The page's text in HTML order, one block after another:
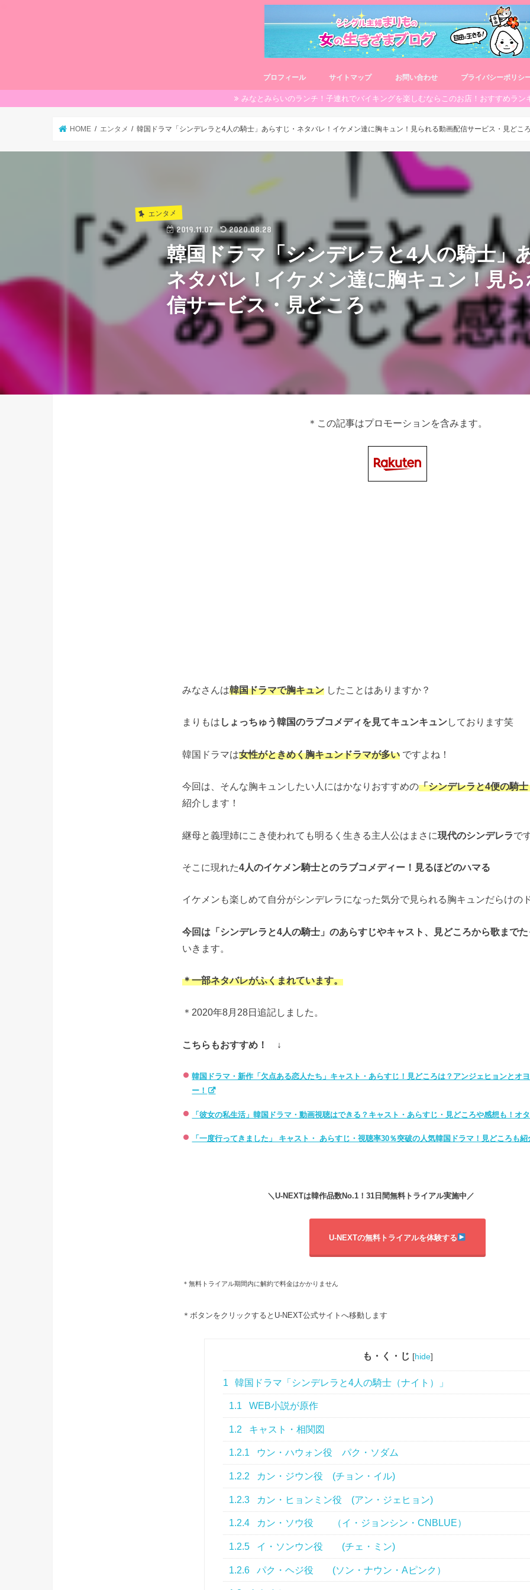
プロフィール サイトマップ お問い合わせ プライバシーポリシ
みなとみらいのランチ！子連れでバイキングを楽しむならこのお店！おすすめラン
HOME エンタメ 韓国ドラマ「シンデレラと4人の騎士」あらすじ・ネタバレ！イケメン達に胸キュン！見られる動画配信サービス・見どころ
エンタメ
2019.11.07 2020.08.28
韓国ドラマ「シンデレラと4人の騎士」
ネタバレ！イケメン達に胸キュン！見
信サービス・見どころ
＊この記事はプロモーションを含みます。
みなさんは韓国ドラマで胸キュン したことはありますか？
まりもは しょっちゅう韓国のラブコメディを見てキュンキュンしております笑
韓国ドラマは女性がときめく胸キュンドラマが多い ですよね！
今回は、そんな胸キュンしたい人にはかなりおすすめの「シンデレラと4便の騎
紹介します！
継母と義理姉にこき使われても明るく生きる主人公はまさに現代のシンデレラで
そこに現れた4人のイケメン騎士とのラブコメディー！見るほどのハマる
イケメンも楽しめて自分がシンデレラになった気分で見られる胸キュンだらけの
今回は「シンデレラと4人の騎士」のあらすじやキャスト、見どころから歌まで
いきます。
＊一部ネタバレがふくまれています。
＊2020年8月28日追記しました。
こちらもおすすめ！ ↓
韓国ドラマ・新作「欠点ある恋人たち」キャスト・あらすじ！見どころは？アンジェヒョンとオ
ー！
「彼女の私生活」韓国ドラマ・動画視聴はできる？キャスト・あらすじ・見どころや感想も！オ
「一度行ってきました」 キャスト・ あらすじ・視聴率30％突破の人気韓国ドラマ！見どころも紹
＼U-NEXTは韓作品数No.1！31日間無料トライアル実施中／
U-NEXTの無料トライアルを体験する
＊無料トライアル期間内に解約で料金はかかりません
＊ボタンをクリックするとU-NEXT公式サイトへ移動します
も・く・じ [hide]
1 韓国ドラマ「シンデレラと4人の騎士（ナイト）」
1.1 WEB小説が原作
1.2 キャスト・相関図
1.2.1 ウン・ハウォン役 パク・ソダム
1.2.2 カン・ジウン役 (チョン・イル)
1.2.3 カン・ヒョンミン役 (アン・ジェヒョン)
1.2.4 カン・ソウ役 （イ・ジョンシン・CNBLUE）
1.2.5 イ・ソンウン役 (チェ・ミン)
1.2.6 パク・ヘジ役 (ソン・ナウン・Aピンク）